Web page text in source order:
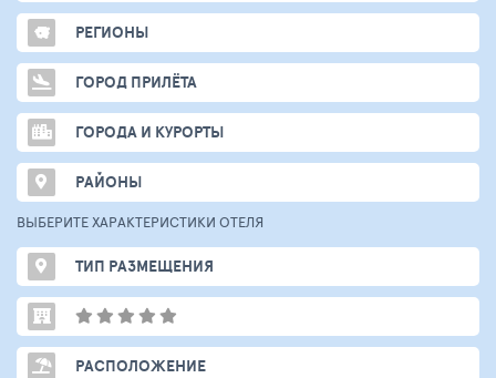
РЕГИОНЫ
ГОРОД ПРИЛЁТА
ГОРОДА И КУРОРТЫ
РАЙОНЫ
ВЫБЕРИТЕ ХАРАКТЕРИСТИКИ ОТЕЛЯ
ТИП РАЗМЕЩЕНИЯ
РАСПОЛОЖЕНИЕ